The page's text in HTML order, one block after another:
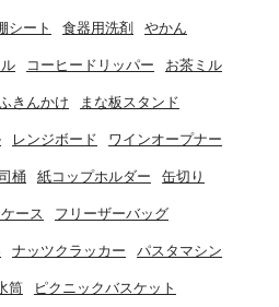
シート 食器用洗剤 やかん
コーヒードリッパー お茶ミル
きんかけ まな板スタンド
レンジボード ワインオープナー
桶 紙コップホルダー 缶切り
ース フリーザーバッグ
ナッツクラッカー パスタマシン
筒 ピクニックバスケット